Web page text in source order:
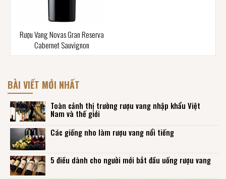
Rượu Vang Novas Gran Reserva
Cabernet Sauvignon
BÀI VIẾT MỚI NHẤT
Toàn cảnh thị trường rượu vang nhập khẩu Việt
Nam và thế giới
Các giống nho làm rượu vang nổi tiếng
5 điều dành cho người mới bắt đầu uống rượu vang